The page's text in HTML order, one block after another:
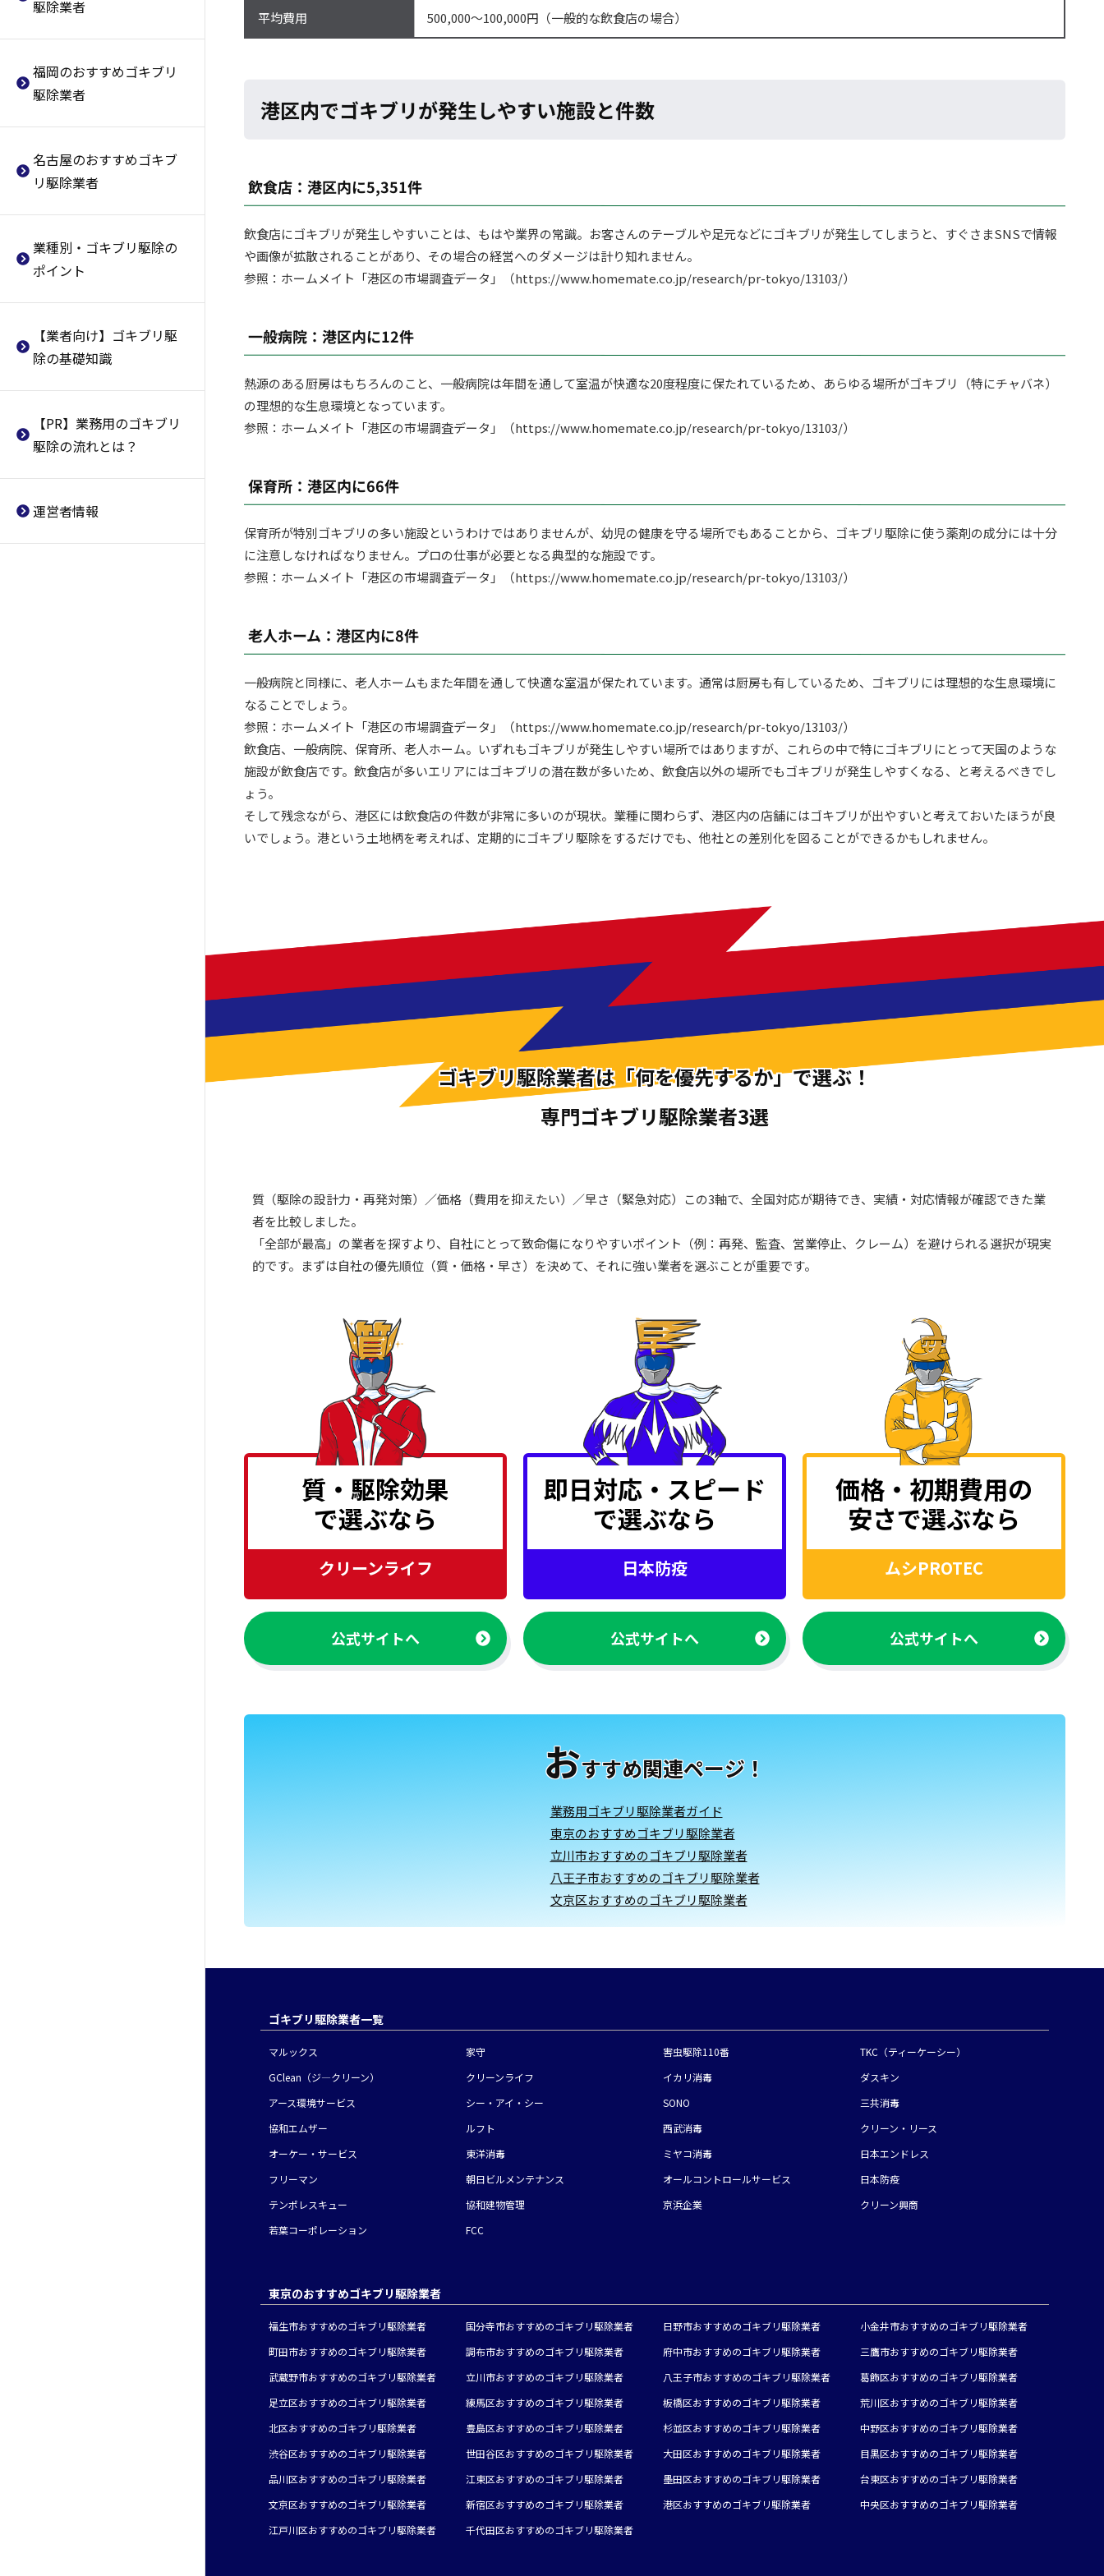
クリーン・ リース
オーケー・
東洋消毒
ミヤコ消毒
日本エンドレス
フリーマン
朝日ビルメンテナンス
オールコントロールサービス
協和建物管理
若葉コーポレーション
FCC
業者
武蔵野市おすすめのゴキブリ駆
業者
八王子市おすすめのゴキブリ駆
葛飾区おすすめのゴキブリ駆除
業者
練馬区おすすめのゴキブリ駆除
業者
荒川区おすすめのゴキブリ駆除
者
豊島区おすすめのゴキブリ駆除
業者
中野区おすすめのゴキブリ駆除
駆除業者
ブリ駆除業者
大阪市浪速区おすすめのゴキブ
ブリ駆除業者
大阪市東淀川区おすすめのゴキ
大阪市東成区おすすめのゴキブ
リ駆除業者
大阪市旭区おすすめのゴキブリ
リ駆除業者
阿倍野区おすすめのゴキブリ駆
業者
東住吉区おすすめのゴキブリ駆
業者
淀川区おすすめのゴキブリ駆除
福岡のおすすめゴキブリ
駆除業者
名古屋のおすすめゴキブ
リ駆除業者
業種別・ゴキブリ駆除の
ポイント
【業者向け】ゴキブリ駆
除の基礎知識
対策方法・駆除方法とは
ゴキブリ駆除業者に依頼するメ
は
ゴキブリ駆除業者の選び方
ゴキブリ駆除に使用する薬剤
ゴキブリ駆除業者の料金相場
ゴキブリ駆除の失敗体験談
【PR】業務用のゴキブリ
駆除の流れとは？
運営者情報
平均費用 500,000～100,000円（一般的な飲食店の場合）
港区内でゴキブリが発生しやすい施設と件数
飲食店：港区内に5,351件
飲食店にゴキブリが発生しやすいことは、もはや業界の常識。お客さんのテーブルや足元などにゴキブリが発生してしまうと、すぐさまSNSで情報
や画像が拡散されることがあり、その場合の経営へのダメージは計り知れません。
参照：ホームメイト「港区の市場調査データ」（https://www.homemate.co.jp/research/pr-tokyo/13103/）
一般病院：港区内に12件
熱源のある厨房はもちろんのこと、一般病院は年間を通して室温が快適な20度程度に保たれているため、あらゆる場所がゴキブリ（特にチャバネ）
の理想的な生息環境となっています。
参照：ホームメイト「港区の市場調査データ」（https://www.homemate.co.jp/research/pr-tokyo/13103/）
保育所：港区内に66件
保育所が特別ゴキブリの多い施設というわけではありませんが、幼児の健康を守る場所でもあることから、ゴキブリ駆除に使う薬剤の成分には十分
に注意しなければなりません。プロの仕事が必要となる典型的な施設です。
参照：ホームメイト「港区の市場調査データ」（https://www.homemate.co.jp/research/pr-tokyo/13103/）
老人ホーム：港区内に8件
一般病院と同様に、老人ホームもまた年間を通して快適な室温が保たれています。通常は厨房も有しているため、ゴキブリには理想的な生息環境に
なることでしょう。
参照：ホームメイト「港区の市場調査データ」（https://www.homemate.co.jp/research/pr-tokyo/13103/）
飲食店、一般病院、保育所、老人ホーム。いずれもゴキブリが発生しやすい場所ではありますが、これらの中で特にゴキブリにとって天国のような
施設が飲食店です。飲食店が多いエリアにはゴキブリの潜在数が多いため、飲食店以外の場所でもゴキブリが発生しやすくなる、と考えるべきでし
ょう。
そして残念ながら、港区には飲食店の件数が非常に多いのが現状。業種に関わらず、港区内の店舗にはゴキブリが出やすいと考えておいたほうが良
いでしょう。港という土地柄を考えれば、定期的にゴキブリ駆除をするだけでも、他社との差別化を図ることができるかもしれません。
ゴキブリ駆除業者は「何を優先するか」で選ぶ！
専門ゴキブリ駆除業者3選
質（駆除の設計力・再発対策）／価格（費用を抑えたい）／早さ（緊急対応）この3軸で、全国対応が期待でき、実績・対応情報が確認できた業
者を比較しました。
「全部が最高」の業者を探すより、自社にとって致命傷になりやすいポイント（例：再発、監査、営業停止、クレーム）を避けられる選択が現実
的です。まずは自社の優先順位（質・価格・早さ）を決めて、それに強い業者を選ぶことが重要です。
質・駆除効果
で選ぶなら
クリーンライフ
公式サイトへ
即日対応・スピード
で選ぶなら
日本防疫
公式サイトへ
価格・初期費用の
安さで選ぶなら
ムシPROTEC
公式サイトへ
おすすめ関連ページ！
業務用ゴキブリ駆除業者ガイド
東京のおすすめゴキブリ駆除業者
立川市おすすめのゴキブリ駆除業者
八王子市おすすめのゴキブリ駆除業者
文京区おすすめのゴキブリ駆除業者
ゴキブリ駆除業者一覧
マルックス 家守 害虫駆除110番
TKC（ティーケーシー）
GClean （ジ―クリーン） クリーンライフ イカリ消毒
ダスキン
アース環境サービス シー・アイ・ シー SONO
三共消毒
協和エムザー
ルフト 西武消毒 クリーン・ リース
オーケー・ サービス 東洋消毒 ミヤコ消毒
日本エンドレス
フリーマン
朝日ビルメンテナンス オールコントロールサービス
日本防疫
テンポレスキュー
協和建物管理 京浜企業
クリーン興商
若葉コーポレーション
FCC
東京のおすすめゴキブリ駆除業者
福生市おすすめのゴキブリ駆除業者 国分寺市おすすめのゴキブリ駆除業者 日野市おすすめのゴキブリ駆除業者
小金井市おすすめのゴキブリ駆除業者
町田市おすすめのゴキブリ駆除業者
調布市おすすめのゴキブリ駆除業者 府中市おすすめのゴキブリ駆除業者
三鷹市おすすめのゴキブリ駆除業者
武蔵野市おすすめのゴキブリ駆除業者
立川市おすすめのゴキブリ駆除業者 八王子市おすすめのゴキブリ駆除業者
葛飾区おすすめのゴキブリ駆除業者
足立区おすすめのゴキブリ駆除業者
練馬区おすすめのゴキブリ駆除業者 板橋区おすすめのゴキブリ駆除業者
荒川区おすすめのゴキブリ駆除業者
北区おすすめのゴキブリ駆除業者
豊島区おすすめのゴキブリ駆除業者 杉並区おすすめのゴキブリ駆除業者
中野区おすすめのゴキブリ駆除業者
渋谷区おすすめのゴキブリ駆除業者
世田谷区おすすめのゴキブリ駆除業者 大田区おすすめのゴキブリ駆除業者
目黒区おすすめのゴキブリ駆除業者
品川区おすすめのゴキブリ駆除業者
江東区おすすめのゴキブリ駆除業者 墨田区おすすめのゴキブリ駆除業者
台東区おすすめのゴキブリ駆除業者
文京区おすすめのゴキブリ駆除業者
新宿区おすすめのゴキブリ駆除業者 港区おすすめのゴキブリ駆除業者
中央区おすすめのゴキブリ駆除業者
江戸川区おすすめのゴキブリ駆除業者
千代田区おすすめのゴキブリ駆除業者